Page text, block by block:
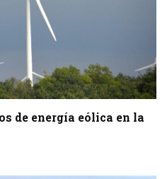
de energía eólica en la